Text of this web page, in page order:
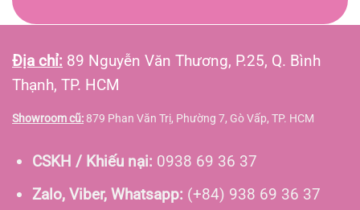
Địa chỉ: 89 Nguyễn Văn Thương, P.25, Q. Bình
Thạnh, TP. HCM
Showroom cũ: 879 Phan Văn Trị, Phường 7, Gò Vấp, TP. HCM
CSKH / Khiếu nại: 0938 69 36 37
Zalo, Viber, Whatsapp: (+84) 938 69 36 37